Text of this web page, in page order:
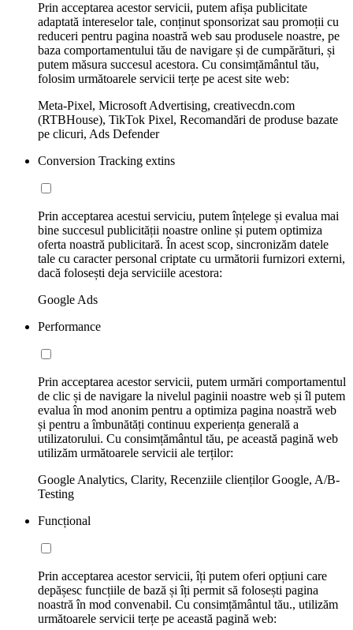
Prin acceptarea acestor servicii, putem afișa publicitate
adaptată intereselor tale, conținut sponsorizat sau promoții cu
reduceri pentru pagina noastră web sau produsele noastre, pe
baza comportamentului tău de navigare și de cumpărături, și
putem măsura succesul acestora. Cu consimțământul tău,
folosim următoarele servicii terțe pe acest site web:
Meta-Pixel, Microsoft Advertising, creativecdn.com
(RTBHouse), TikTok Pixel, Recomandări de produse bazate
pe clicuri, Ads Defender
Conversion Tracking extins
Prin acceptarea acestui serviciu, putem înțelege și evalua mai
bine succesul publicității noastre online și putem optimiza
oferta noastră publicitară. În acest scop, sincronizăm datele
tale cu caracter personal criptate cu următorii furnizori externi,
dacă folosești deja serviciile acestora:
Google Ads
Performance
Prin acceptarea acestor servicii, putem urmări comportamentul
de clic și de navigare la nivelul paginii noastre web și îl putem
evalua în mod anonim pentru a optimiza pagina noastră web
și pentru a îmbunătăți continuu experiența generală a
utilizatorului. Cu consimțământul tău, pe această pagină web
utilizăm următoarele servicii ale terților:
Google Analytics, Clarity, Recenziile clienților Google, A/B-
Testing
Funcțional
Prin acceptarea acestor servicii, îți putem oferi opțiuni care
depășesc funcțiile de bază și îți permit să folosești pagina
noastră în mod convenabil. Cu consimțământul tău., utilizăm
următoarele servicii terțe pe această pagină web: